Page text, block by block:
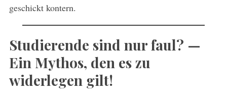
geschickt kontern.
Studierende sind nur faul? —
Ein Mythos, den es zu
widerlegen gilt!